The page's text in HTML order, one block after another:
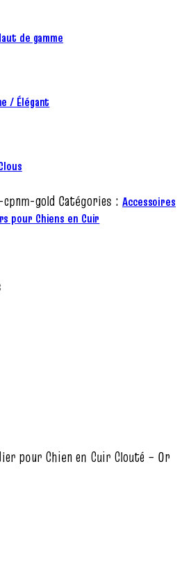
de gamme
/ Élégant
gold Catégories : Accessoires
pour Chiens en Cuir
pour Chien en Cuir Clouté – Or